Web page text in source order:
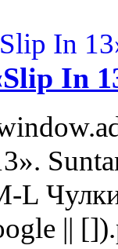
In
L
||